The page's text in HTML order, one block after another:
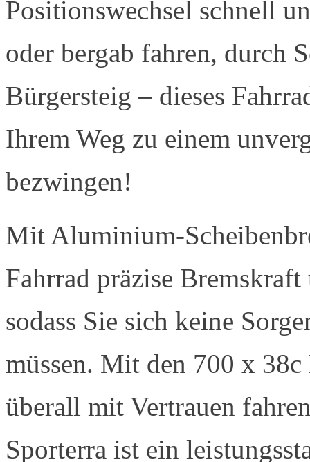
Positionswechsel schnell
oder bergab fahren, durch
Bürgersteig – dieses
Ihrem Weg zu einem
bezwingen!
Mit Aluminium-
Fahrrad präzise
sodass Sie sich keine
müssen. Mit den 700 x
überall mit Vertrauen
Sporterra ist ein